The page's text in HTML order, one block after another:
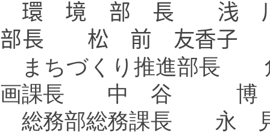
環 境 部
部長 松 前 友香子
まちづくり推進
画課長 中 谷 博
総務部総務課長 永